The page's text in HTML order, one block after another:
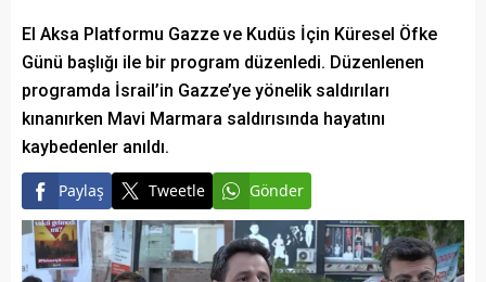
El Aksa Platformu Gazze ve Kudüs İçin Küresel Öfke
Günü başlığı ile bir program düzenledi. Düzenlenen
programda İsrail’in Gazze’ye yönelik saldırıları
kınanırken Mavi Marmara saldırısında hayatını
kaybedenler anıldı.
Paylaş Tweetle Gönder